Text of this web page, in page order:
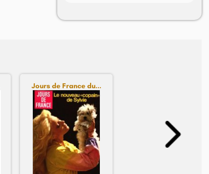
Jours de France du...